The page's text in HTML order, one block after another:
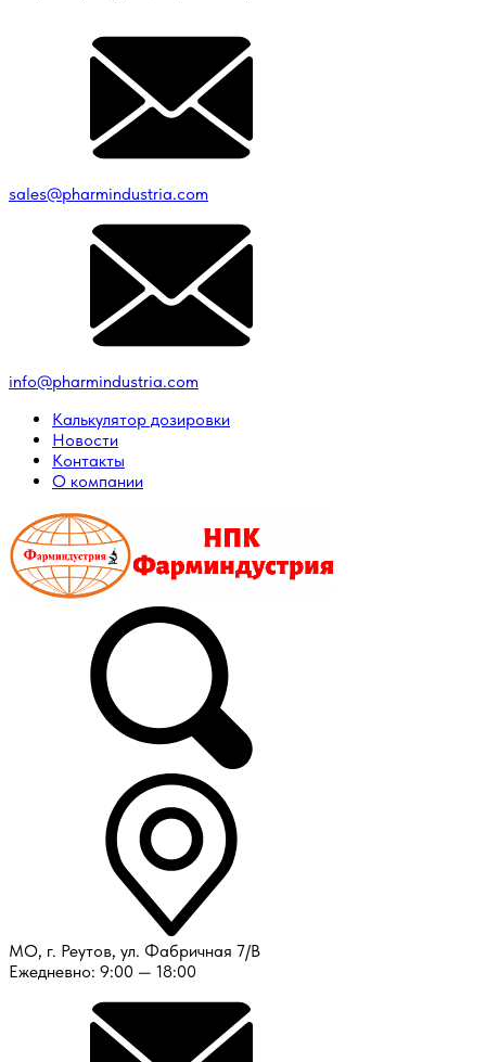
sales@pharmindustria.com
info@pharmindustria.com
Калькулятор дозировки
Новости
Контакты
О компании
МО, г. Реутов, ул. Фабричная 7/В
Ежедневно: 9:00 — 18:00